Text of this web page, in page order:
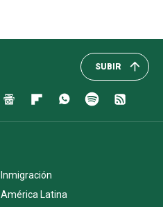
SUBIR
Inmigración
América Latina